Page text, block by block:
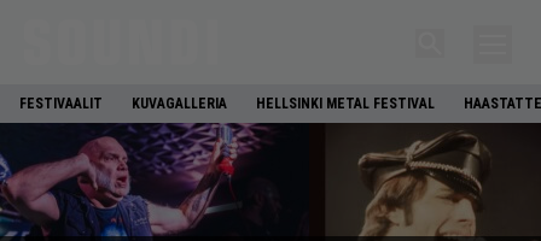
FESTIVAALIT KUVAGALLERIA HELLSINKI METAL FESTIVAL